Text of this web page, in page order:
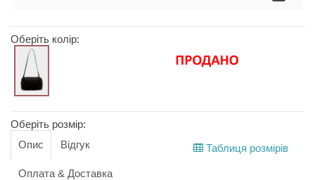
Оберіть колір:
Оберіть розмір:
Таблиця розмірів
Опис Відгук
Оплата & Доставка